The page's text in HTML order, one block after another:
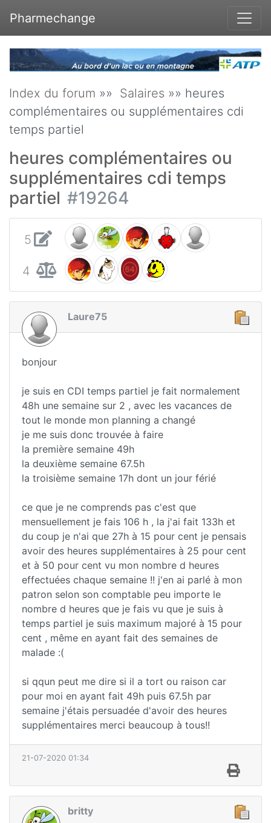
Pharmechange
Index du forum »» Salaires »» heures
complémentaires ou supplémentaires cdi
temps partiel
heures complémentaires ou
supplémentaires cdi temps
partiel #19264
5
4
Laure75
bonjour
je suis en CDI temps partiel je fait normalement
48h une semaine sur 2 , avec les vacances de
tout le monde mon planning a changé
je me suis donc trouvée à faire
la première semaine 49h
la deuxième semaine 67.5h
la troisième semaine 17h dont un jour férié
ce que je ne comprends pas c'est que
mensuellement je fais 106 h , la j'ai fait 133h et
du coup je n'ai que 27h à 15 pour cent je pensais
avoir des heures supplémentaires à 25 pour cent
et à 50 pour cent vu mon nombre d heures
effectuées chaque semaine !! j'en ai parlé à mon
patron selon son comptable peu importe le
nombre d heures que je fais vu que je suis à
temps partiel je suis maximum majoré à 15 pour
cent , même en ayant fait des semaines de
malade :(
si qqun peut me dire si il a tort ou raison car
pour moi en ayant fait 49h puis 67.5h par
semaine j'étais persuadée d'avoir des heures
supplémentaires merci beaucoup à tous!!
21-07-2020 01:34
britty